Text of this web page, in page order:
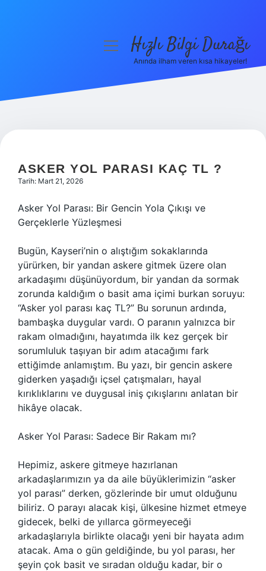
Hakkımızda
menüyüHızlı Bilgi Durağı
Anında ilham veren kısa hikayeler!
ASKER YOL PARASI KAÇ TL ?
Tarih: Mart 21, 2026
Asker Yol Parası: Bir Gencin Yola Çıkışı ve
Gerçeklerle Yüzleşmesi
Bugün, Kayseri’nin o alıştığım sokaklarında
yürürken, bir yandan askere gitmek üzere olan
arkadaşımı düşünüyordum, bir yandan da sormak
zorunda kaldığım o basit ama içimi burkan soruyu:
“Asker yol parası kaç TL?” Bu sorunun ardında,
bambaşka duygular vardı. O paranın yalnızca bir
rakam olmadığını, hayatımda ilk kez gerçek bir
sorumluluk taşıyan bir adım atacağımı fark
ettiğimde anlamıştım. Bu yazı, bir gencin askere
giderken yaşadığı içsel çatışmaları, hayal
kırıklıklarını ve duygusal iniş çıkışlarını anlatan bir
hikâye olacak.
Asker Yol Parası: Sadece Bir Rakam mı?
Hepimiz, askere gitmeye hazırlanan
arkadaşlarımızın ya da aile büyüklerimizin “asker
yol parası” derken, gözlerinde bir umut olduğunu
biliriz. O parayı alacak kişi, ülkesine hizmet etmeye
gidecek, belki de yıllarca görmeyeceği
arkadaşlarıyla birlikte olacağı yeni bir hayata adım
atacak. Ama o gün geldiğinde, bu yol parası, her
şeyin çok basit ve sıradan olduğu kadar, bir o